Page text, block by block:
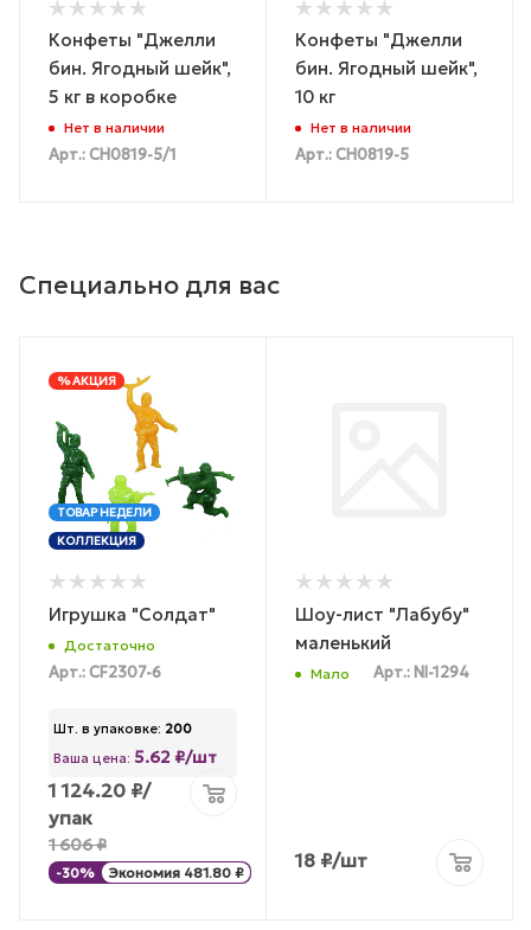
Конфеты "Джелли
бин. Ягодный шейк",
5 кг в коробке
Нет в наличии
Арт.: CH0819-5/1
Конфеты "Джелли
бин. Ягодный шейк",
10 кг
Нет в наличии
Арт.: CH0819-5
Специально для вас
% АКЦИЯ
ТОВАР НЕДЕЛИ
КОЛЛЕКЦИЯ
Игрушка "Солдат"
Достаточно
Арт.: CF2307-6
Шт. в упаковке: 200
Ваша цена: 5.62 ₽/шт
1 124.20 ₽/
упак
1 606₽
-30% Экономия 481.80 ₽
Шоу-лист "Лабубу"
маленький
Мало Арт.: NI-1294
18 ₽/шт